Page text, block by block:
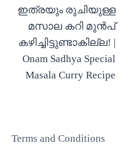
ഇത്രയും രുചിയുള്ള
മസാല കറി മുൻപ്
കഴിച്ചിട്ടുണ്ടാകില്ല! |
Onam Sadhya Special
Masala Curry Recipe
Terms and Conditions